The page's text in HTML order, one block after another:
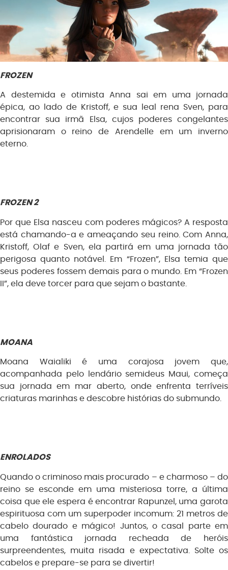
FROZEN
A destemida e otimista Anna sai em uma jornada
épica, ao lado de Kristoff, e sua leal rena Sven, para
encontrar sua irmã Elsa, cujos poderes congelantes
aprisionaram o reino de Arendelle em um inverno
eterno.
FROZEN 2
Por que Elsa nasceu com poderes mágicos? A resposta
está chamando-a e ameaçando seu reino. Com Anna,
Kristoff, Olaf e Sven, ela partirá em uma jornada tão
perigosa quanto notável. Em “Frozen”, Elsa temia que
seus poderes fossem demais para o mundo. Em “Frozen
II”, ela deve torcer para que sejam o bastante.
MOANA
Moana Waialiki é uma corajosa jovem que,
acompanhada pelo lendário semideus Maui, começa
sua jornada em mar aberto, onde enfrenta terríveis
criaturas marinhas e descobre histórias do submundo.
ENROLADOS
Quando o criminoso mais procurado – e charmoso – do
reino se esconde em uma misteriosa torre, a última
coisa que ele espera é encontrar Rapunzel, uma garota
espirituosa com um superpoder incomum: 21 metros de
cabelo dourado e mágico! Juntos, o casal parte em
uma fantástica jornada recheada de heróis
surpreendentes, muita risada e expectativa. Solte os
cabelos e prepare-se para se divertir!